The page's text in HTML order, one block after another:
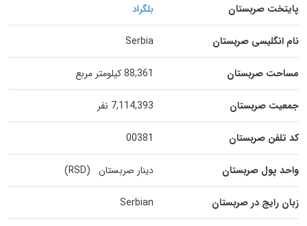
پایتخت صربستان بلگراد
نام انگلیسی صربستان Serbia
مساحت صربستان 88,361 کیلومتر مربع
جمعیت صربستان 7,114,393 نفر
کد تلفن صربستان 00381
واحد پول صربستان دینار صربستان (RSD)
زبان رایج در صربستان Serbian